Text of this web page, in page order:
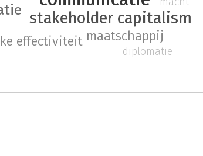
stakeholder capitalism
maatschappij
effectiviteit
diplomatie